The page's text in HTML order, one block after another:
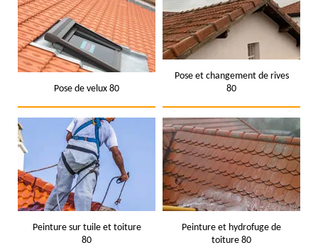
Pose de velux 80
Pose et changement de rives
80
Peinture sur tuile et toiture
80
Peinture et hydrofuge de
toiture 80